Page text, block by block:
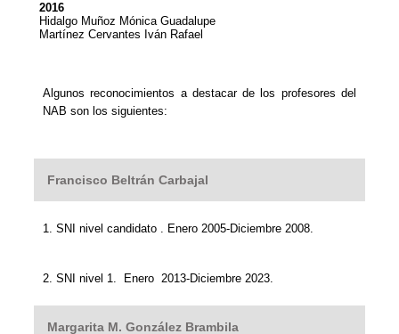
2016
Hidalgo Muñoz Mónica Guadalupe
Martínez Cervantes Iván Rafael
Algunos reconocimientos a destacar de los profesores del
NAB son los siguientes:
Francisco Beltrán Carbajal
1. SNI nivel candidato . Enero 2005-Diciembre 2008.
2. SNI nivel 1. Enero 2013-Diciembre 2023.
Margarita M. González Brambila